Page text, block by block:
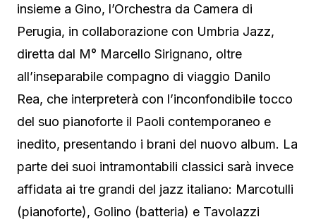
insieme a Gino, l’Orchestra da Camera di
Perugia, in collaborazione con Umbria Jazz,
diretta dal M° Marcello Sirignano, oltre
all’inseparabile compagno di viaggio Danilo
Rea, che interpreterà con l’inconfondibile tocco
del suo pianoforte il Paoli contemporaneo e
inedito, presentando i brani del nuovo album. La
parte dei suoi intramontabili classici sarà invece
affidata ai tre grandi del jazz italiano: Marcotulli
(pianoforte), Golino (batteria) e Tavolazzi